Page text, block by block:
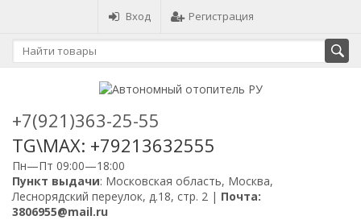
Вход Регистрация
+7(921)363-25-55
TG\MAX: +79213632555
Пн—Пт 09:00—18:00
Пункт выдачи: Московская область, Москва,
Леснорядский переулок, д.18, стр. 2 | Почта:
3806955@mail.ru